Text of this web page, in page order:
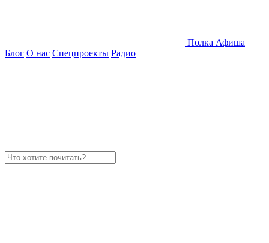
Полка Афиша
Блог О нас Спецпроекты Радио